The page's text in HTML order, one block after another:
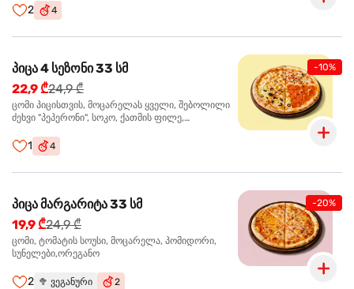
2 4
-10%
პიცა 4 სეზონი 33 სმ
22,9 ₾24,9 ₾
ცომი პიცისთვის, მოცარელას ყველი, შებოლილი
ძეხვი "პეპერონი", სოკო, ქათმის ფილე,
1 4
-20%
პიცა მარგარიტა 33 სმ
19,9 ₾24,9 ₾
ცომი, ტომატის სოუსი, მოცარელა, პომიდორი,
სუნელები,ორეგანო
2 🥦 ვეგანური 2